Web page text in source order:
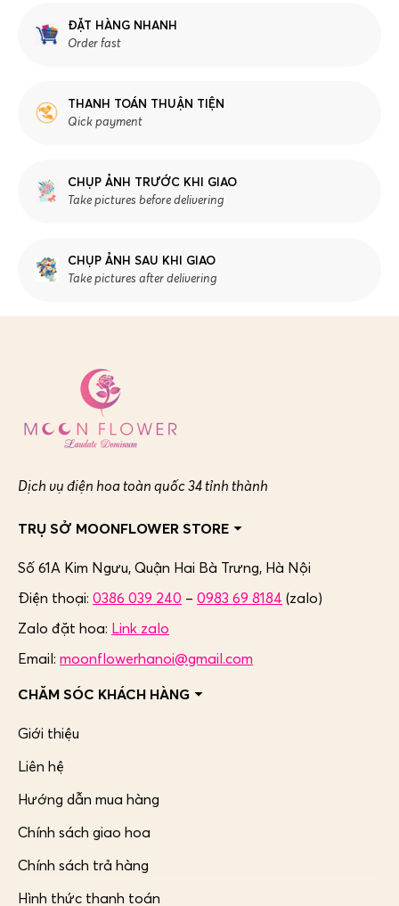
ĐẶT HÀNG NHANH
Order fast
THANH TOÁN THUẬN TIỆN
Qick payment
CHỤP ẢNH TRƯỚC KHI GIAO
Take pictures before delivering
CHỤP ẢNH SAU KHI GIAO
Take pictures after delivering
Dịch vụ điện hoa toàn quốc 34 tỉnh thành
TRỤ SỞ MOONFLOWER STORE
Số 61A Kim Ngưu, Quận Hai Bà Trưng, Hà Nội
Điện thoại: 0386 039 240 – 0983 69 8184 (zalo)
Zalo đặt hoa: Link zalo
Email: moonflowerhanoi@gmail.com
CHĂM SÓC KHÁCH HÀNG
Giới thiệu
Liên hệ
Hướng dẫn mua hàng
Chính sách giao hoa
Chính sách trả hàng
Hình thức thanh toán